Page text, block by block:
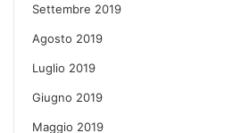
Settembre 2019
Agosto 2019
Luglio 2019
Giugno 2019
Maggio 2019